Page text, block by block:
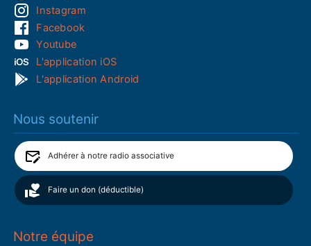
Instagram
Facebook
Youtube
L'application iOS
L'application Android
Nous soutenir
Adhérer à notre radio associative
Faire un don (déductible)
Notre équipe